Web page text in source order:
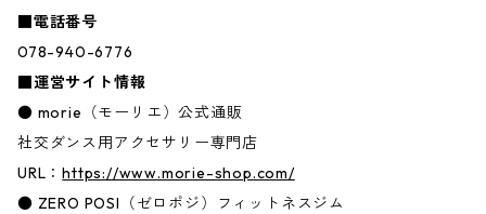
■電話番号
078-940-6776
■運営サイト情報
● morie（モーリエ）公式通販
社交ダンス用アクセサリー専門店
URL：https://www.morie-shop.com/
● ZERO POSI（ゼロポジ）フィットネスジム